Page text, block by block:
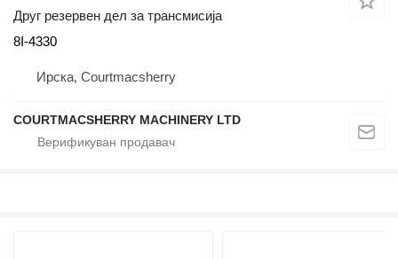
Друг резервен дел за трансмисија
8I-4330
Ирска, Courtmacsherry
COURTMACSHERRY MACHINERY LTD